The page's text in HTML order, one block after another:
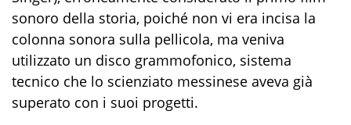
sonoro della storia, poiché non vi era incisa la
colonna sonora sulla pellicola, ma veniva
utilizzato un disco grammofonico, sistema
tecnico che lo scienziato messinese aveva già
superato con i suoi progetti.